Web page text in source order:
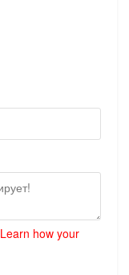
Learn how your